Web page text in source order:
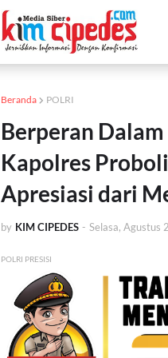
Beranda POLRI
Berperan
Kapolres
Apresiasi dari
by KIM CIPEDES - Selasa, Agustus
POLRI PRESISI